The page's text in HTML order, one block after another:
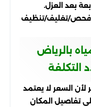
بعد العزل.
(فحص/تغليف/تنظيف
بالرياض
التكلفة
لأن السعر لا يعتمد
تفاصيل المكان